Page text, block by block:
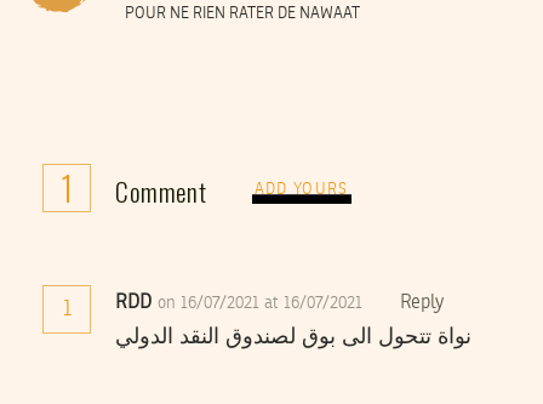
POUR NE RIEN RATER DE NAWAAT
1 Comment ADD YOURS
1 RDD on 16/07/2021 at 16/07/2021 Reply
نواة تتحول الى بوق لصندوق النقد الدولي